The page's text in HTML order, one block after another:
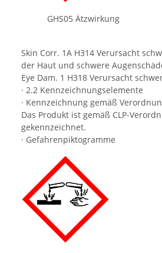
GHS05 Ätzwirkung
Skin Corr. 1A H314 Verursacht
der Haut und schwere
Eye Dam. 1 H318 Verursacht
· 2.2 Kennzeichnungselemente
· Kennzeichnung gemäß
Das Produkt ist gemäß CLP-
gekennzeichnet.
· Gefahrenpiktogramme